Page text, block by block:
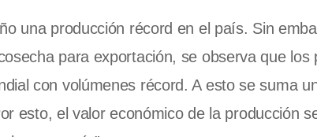
una producción récord en el país. Sin
para exportación, se observa que los
con volúmenes récord. A esto se suma
esto, el valor económico de la producción